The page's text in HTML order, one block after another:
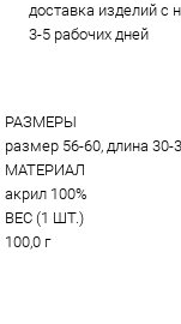
доставка изделий с
3-5 рабочих дней
РАЗМЕРЫ
размер 56-60, длина 30-
МАТЕРИАЛ
акрил 100%
ВЕС (1 ШТ.)
100,0 г